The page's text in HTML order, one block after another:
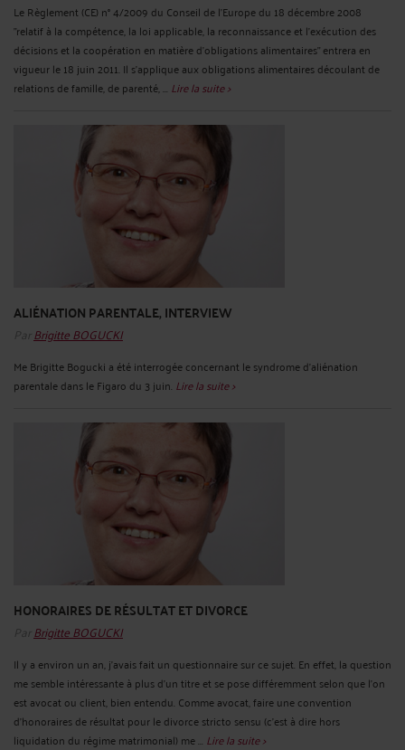
Le Règlement (CE) n° 4/2009 du Conseil de l'Europe du 18 décembre 2008
"relatif à la compétence, la loi applicable, la reconnaissance et l'exécution des
décisions et la coopération en matière d'obligations alimentaires" entrera en
vigueur le 18 juin 2011. Il s'applique aux obligations alimentaires découlant de
relations de famille, de parenté, ... Lire la suite >
ALIÉNATION PARENTALE, INTERVIEW
Par Brigitte BOGUCKI
Me Brigitte Bogucki a été interrogée concernant le syndrome d'aliénation
parentale dans le Figaro du 3 juin. Lire la suite >
HONORAIRES DE RÉSULTAT ET DIVORCE
Par Brigitte BOGUCKI
Il y a environ un an, j'avais fait un questionnaire sur ce sujet. En effet, la question
me semble intéressante à plus d'un titre et se pose différemment selon que l'on
est avocat ou client, bien entendu. Comme avocat, faire une convention
d'honoraires de résultat pour le divorce stricto sensu (c'est à dire hors
liquidation du régime matrimonial) me ... Lire la suite >